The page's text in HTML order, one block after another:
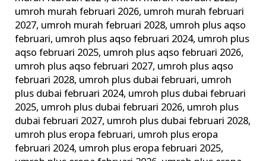
umroh murah februari 2026, umroh murah februari
2027, umroh murah februari 2028, umroh plus aqso
februari, umroh plus aqso februari 2024, umroh plus
aqso februari 2025, umroh plus aqso februari 2026,
umroh plus aqso februari 2027, umroh plus aqso
februari 2028, umroh plus dubai februari, umroh
plus dubai februari 2024, umroh plus dubai februari
2025, umroh plus dubai februari 2026, umroh plus
dubai februari 2027, umroh plus dubai februari 2028,
umroh plus eropa februari, umroh plus eropa
februari 2024, umroh plus eropa februari 2025,